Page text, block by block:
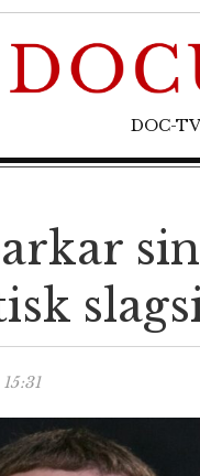
DOC-TV